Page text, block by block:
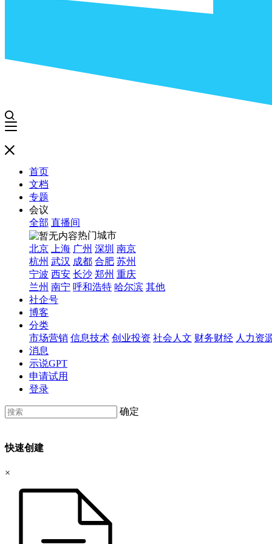
首页
文档
专题
会议
全部 直播间
热门城市
北京
上海 广州 深圳 南京
杭州 武汉 成都 合肥 苏州
宁波 西安 长沙 郑州 重庆
兰州 南宁 呼和浩特 哈尔滨 其他
社企号
博客
分类
市场营销 信息技术 创业投资 社会人文 财务财经 人力资
消息
示说GPT
申请试用
登录
确定
快速创建
×